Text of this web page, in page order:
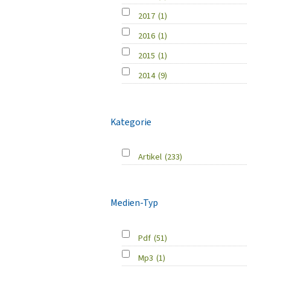
2017 (1)
2016 (1)
2015 (1)
2014 (9)
Kategorie
Artikel (233)
Medien-Typ
Pdf (51)
Mp3 (1)